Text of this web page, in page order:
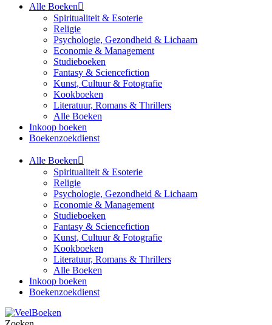
Alle Boeken
Spiritualiteit & Esoterie
Religie
Psychologie, Gezondheid & Lichaam
Economie & Management
Studieboeken
Fantasy & Sciencefiction
Kunst, Cultuur & Fotografie
Kookboeken
Literatuur, Romans & Thrillers
Alle Boeken
Inkoop boeken
Boekenzoekdienst
Alle Boeken
Spiritualiteit & Esoterie
Religie
Psychologie, Gezondheid & Lichaam
Economie & Management
Studieboeken
Fantasy & Sciencefiction
Kunst, Cultuur & Fotografie
Kookboeken
Literatuur, Romans & Thrillers
Alle Boeken
Inkoop boeken
Boekenzoekdienst